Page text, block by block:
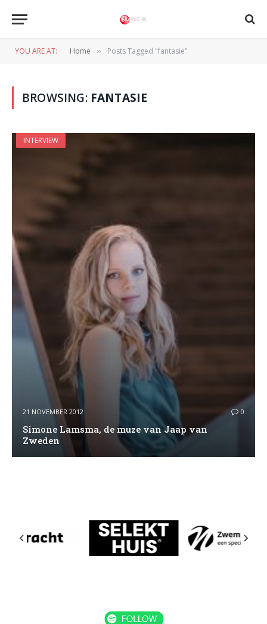
YOU ARE AT: Home » Posts Tagged "fantasie"
BROWSING: FANTASIE
INTERVIEW
21 NOVEMBER 2012 0
Simone Lamsma, de muze van Jaap van
Zweden